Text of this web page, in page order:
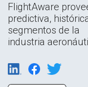
FlightAware
predictiva,
segmentos de la
industria